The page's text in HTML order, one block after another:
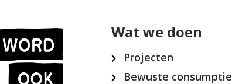
Wat we doen
Projecten
Bewuste consumptie